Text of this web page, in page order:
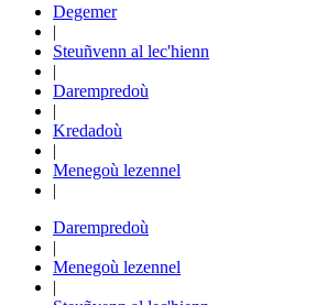
Degemer
|
Steuñvenn al lec'hienn
|
Darempredoù
|
Kredadoù
|
Menegoù lezennel
|
Darempredoù
|
Menegoù lezennel
|